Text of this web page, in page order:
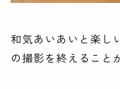
和気あいあいと楽し
の撮影を終えること